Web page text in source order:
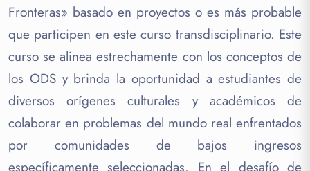
Fronteras» basado en proyectos o es más probable
que participen en este curso transdisciplinario. Este
curso se alinea estrechamente con los conceptos de
los ODS y brinda la oportunidad a estudiantes de
diversos orígenes culturales y académicos de
colaborar en problemas del mundo real enfrentados
por comunidades de bajos ingresos
específicamente seleccionadas. En el desafío de